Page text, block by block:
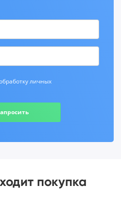
личных
покупка